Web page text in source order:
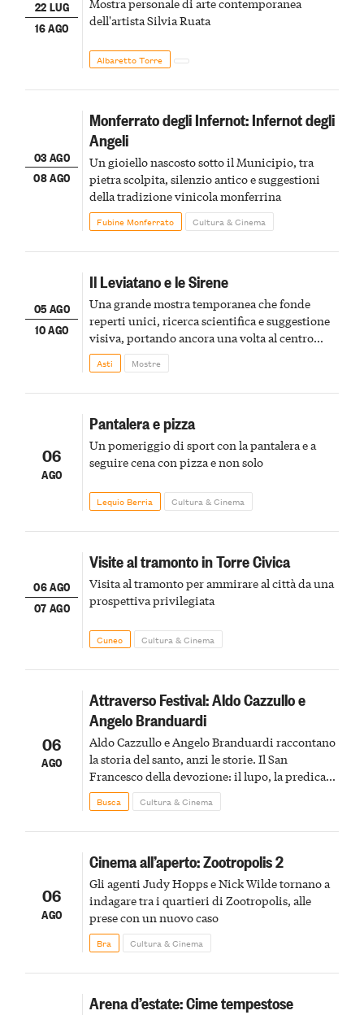
22 LUG
16 AGO
Mostra personale di arte contemporanea
dell'artista Silvia Ruata
Albaretto Torre
03 AGO
08 AGO
Monferrato degli Infernot: Infernot degli
Angeli
Un gioiello nascosto sotto il Municipio, tra
pietra scolpita, silenzio antico e suggestioni
della tradizione vinicola monferrina
Fubine Monferrato Cultura & Cinema
05 AGO
10 AGO
Il Leviatano e le Sirene
Una grande mostra temporanea che fonde
reperti unici, ricerca scientifica e suggestione
visiva, portando ancora una volta al centro
della scena le meraviglie del passato astigiano
Asti Mostre
06
AGO
Pantalera e pizza
Un pomeriggio di sport con la pantalera e a
seguire cena con pizza e non solo
Lequio Berria Cultura & Cinema
06 AGO
07 AGO
Visite al tramonto in Torre Civica
Visita al tramonto per ammirare al città da una
prospettiva privilegiata
Cuneo Cultura & Cinema
06
AGO
Attraverso Festival: Aldo Cazzullo e
Angelo Branduardi
Aldo Cazzullo e Angelo Branduardi raccontano
la storia del santo, anzi le storie. Il San
Francesco della devozione: il lupo, la predica
agli uccelli, le stimmate
Busca Cultura & Cinema
06
AGO
Cinema all’aperto: Zootropolis 2
Gli agenti Judy Hopps e Nick Wilde tornano a
indagare tra i quartieri di Zootropolis, alle
prese con un nuovo caso
Bra Cultura & Cinema
Arena d’estate: Cime tempestose